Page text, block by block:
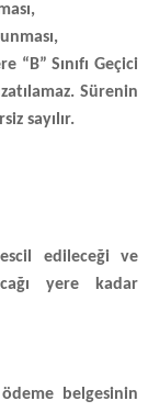
Sınıfı Geçici
Sürenin
sayılır.
edileceği ve
yere kadar
belgesinin